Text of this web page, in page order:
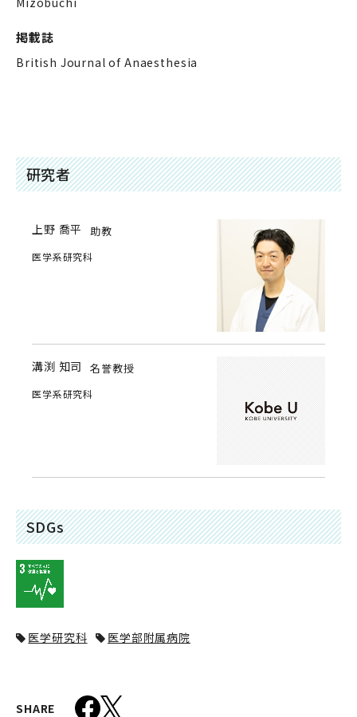
掲載誌
British Journal of Anaesthesia
研究者
上野 喬平 助教
医学系研究科
溝渕 知司 名誉教授
医学系研究科
SDGs
医学研究科 医学部附属病院
SHARE